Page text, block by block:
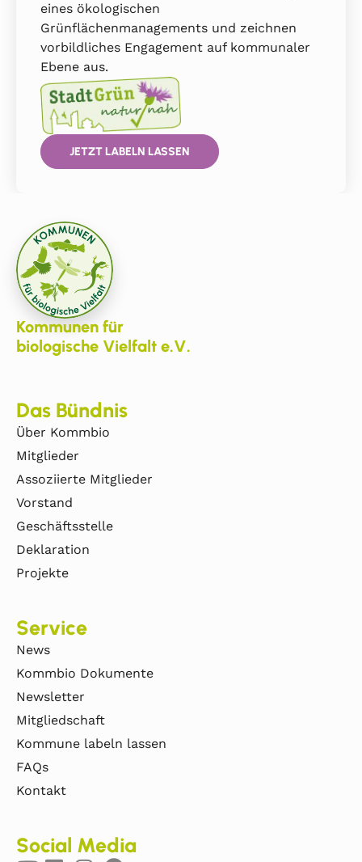
eines ökologischen
Grünflächenmanagements und zeichnen
vorbildliches Engagement auf kommunaler
Ebene aus.
JETZT LABELN LASSEN
Kommunen für
biologische Vielfalt e.V.
Das Bündnis
Über Kommbio
Mitglieder
Assoziierte Mitglieder
Vorstand
Geschäftsstelle
Deklaration
Projekte
Service
News
Kommbio Dokumente
Newsletter
Mitgliedschaft
Kommune labeln lassen
FAQs
Kontakt
Social Media